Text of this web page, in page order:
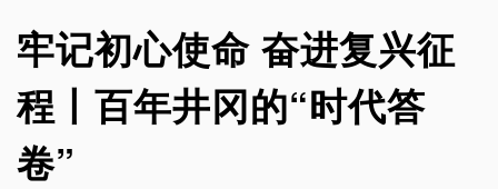
牢记初心使命 奋进复兴征
程丨百年井冈的“时代答
卷”